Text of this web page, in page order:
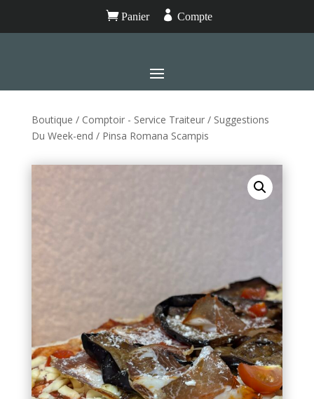
Panier  Compte
Boutique / Comptoir - Service Traiteur/ Suggestions
Du Week-end / Pinsa Romana Scampis